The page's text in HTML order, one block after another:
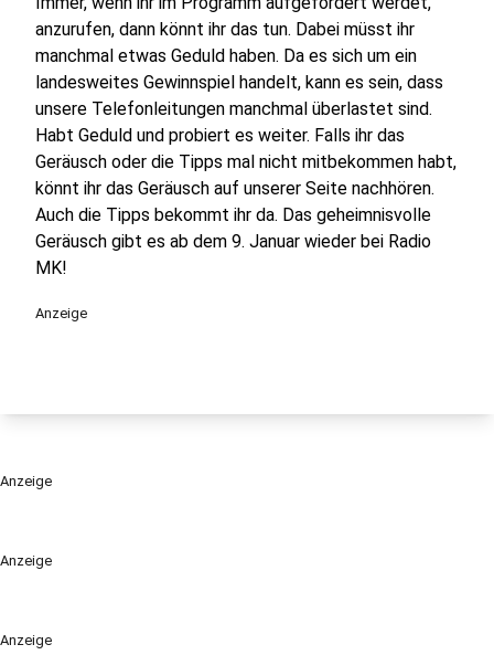
Anzeige
Anzeige
anzurufen, dann könnt ihr das tun. Dabei müsst ihr
manchmal etwas Geduld haben. Da es sich um ein
landesweites Gewinnspiel handelt, kann es sein, dass
unsere Telefonleitungen manchmal überlastet sind.
Habt Geduld und probiert es weiter. Falls ihr das
Geräusch oder die Tipps mal nicht mitbekommen habt,
könnt ihr das Geräusch auf unserer Seite nachhören.
Auch die Tipps bekommt ihr da. Das geheimnisvolle
Geräusch gibt es ab dem 9. Januar wieder bei Radio
MK!
Anzeige
Anzeige